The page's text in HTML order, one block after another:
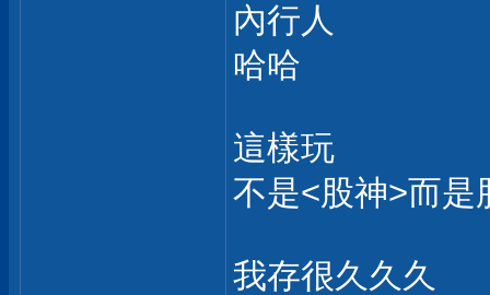
內行人
哈哈
這樣玩
不是<股神>而是
我存很久久久